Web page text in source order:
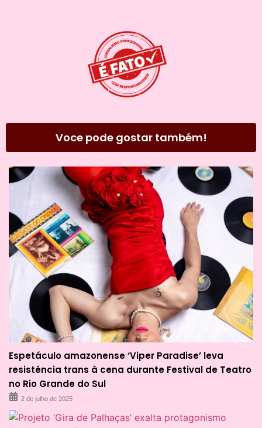
Voce pode gostar também!
Espetáculo amazonense ‘Viper Paradise’ leva
resistência trans à cena durante Festival de Teatro
no Rio Grande do Sul
2 de julho de 2025